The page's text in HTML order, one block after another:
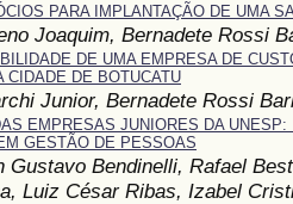
PARA IMPLANTAÇÃO DE UMA
Joaquim, Bernadete Rossi
DE UMA EMPRESA DE
CIDADE DE BOTUCATU
Junior, Bernadete Rossi
EMPRESAS JUNIORES DA UNESP:
GESTÃO DE PESSOAS
Gustavo Bendinelli, Rafael
Luiz César Ribas, Izabel